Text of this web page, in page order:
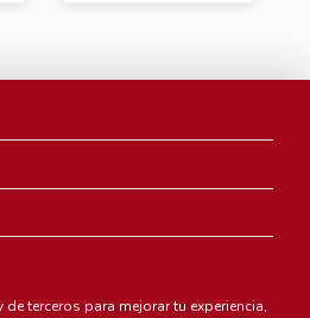
terceros para mejorar tu experiencia,